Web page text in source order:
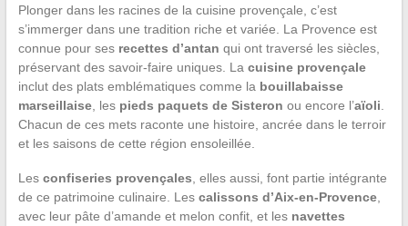
Plonger dans les racines de la cuisine provençale, c’est
s’immerger dans une tradition riche et variée. La Provence est
connue pour ses recettes d’antan qui ont traversé les siècles,
préservant des savoir-faire uniques. La cuisine provençale
inclut des plats emblématiques comme la bouillabaisse
marseillaise, les pieds paquets de Sisteron ou encore l’aïoli
Chacun de ces mets raconte une histoire, ancrée dans le terroir
et les saisons de cette région ensoleillée.
Les confiseries provençales , elles aussi, font partie intégrante
de ce patrimoine culinaire. Les calissons d’Aix-en-Provence,
avec leur pâte d’amande et melon confit, et les navettes